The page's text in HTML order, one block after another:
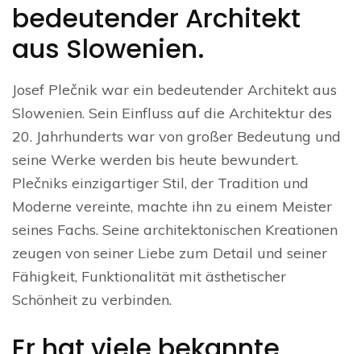
bedeutender Architekt
aus Slowenien.
Josef Plečnik war ein bedeutender Architekt aus
Slowenien. Sein Einfluss auf die Architektur des
20. Jahrhunderts war von großer Bedeutung und
seine Werke werden bis heute bewundert.
Plečniks einzigartiger Stil, der Tradition und
Moderne vereinte, machte ihn zu einem Meister
seines Fachs. Seine architektonischen Kreationen
zeugen von seiner Liebe zum Detail und seiner
Fähigkeit, Funktionalität mit ästhetischer
Schönheit zu verbinden.